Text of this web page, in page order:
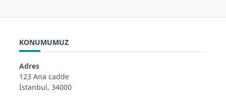
KONUMUMUZ
Adres
123 Ana cadde
İstanbul, 34000